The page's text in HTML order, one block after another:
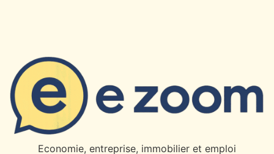
Economie, entreprise, immobilier et emploi
✉
Restez Informe
Recevez nos derniers articles et actualites directement
dans votre boite mail.